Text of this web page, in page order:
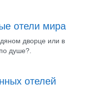
отели мира
дворце или в
душе?.
отелей